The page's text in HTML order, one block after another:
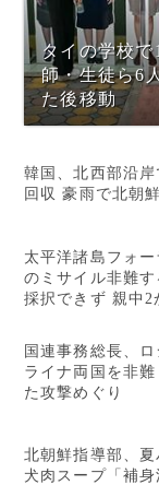
タイの学校
師・生徒ら6
た後移動
韓国、北西部沿岸
回収 豪雨で北朝
太平洋諸島フォ
のミサイル非難
採択できず 親中2
国連事務総長、ロ
ライナ両国を非
た攻撃めぐり
北朝鮮指導部、夏
犬肉スープ「補身